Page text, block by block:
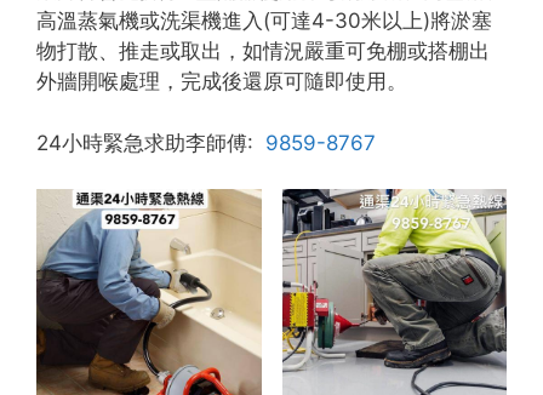
高溫蒸氣機或洗渠機進入(可達4-30米以上)將淤塞
物打散、推走或取出，如情況嚴重可免棚或搭棚出
外牆開喉處理，完成後還原可隨即使用。
24小時緊急求助李師傅: 9859-8767